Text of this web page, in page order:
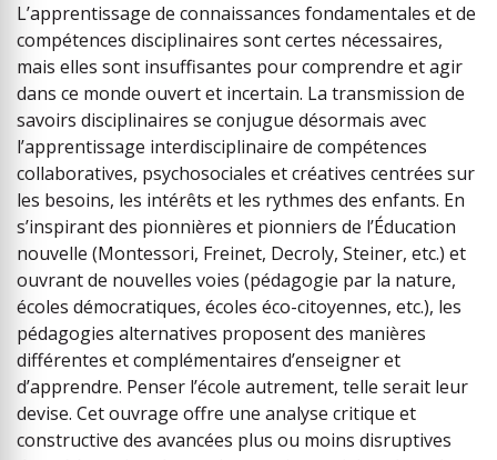
L’apprentissage de connaissances fondamentales et de
compétences disciplinaires sont certes nécessaires,
mais elles sont insuffisantes pour comprendre et agir
dans ce monde ouvert et incertain. La transmission de
savoirs disciplinaires se conjugue désormais avec
l’apprentissage interdisciplinaire de compétences
collaboratives, psychosociales et créatives centrées sur
les besoins, les intérêts et les rythmes des enfants. En
s’inspirant des pionnières et pionniers de l’Éducation
nouvelle (Montessori, Freinet, Decroly, Steiner, etc.) et
ouvrant de nouvelles voies (pédagogie par la nature,
écoles démocratiques, écoles éco-citoyennes, etc.), les
pédagogies alternatives proposent des manières
différentes et complémentaires d’enseigner et
d’apprendre. Penser l’école autrement, telle serait leur
devise. Cet ouvrage offre une analyse critique et
constructive des avancées plus ou moins disruptives